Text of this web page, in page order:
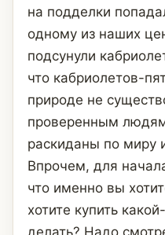
на подделки
одному из наших
подсунули
что кабриолетов-
природе не
проверенным
раскиданы по миру
Впрочем, для
что именно вы
хотите купить